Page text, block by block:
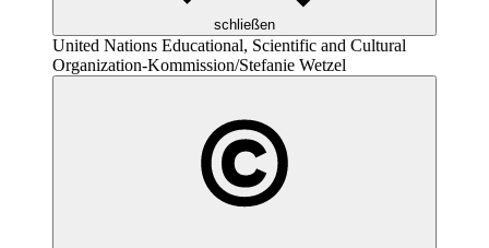
schließen
United Nations Educational, Scientific and Cultural
Organization-Kommission/Stefanie Wetzel